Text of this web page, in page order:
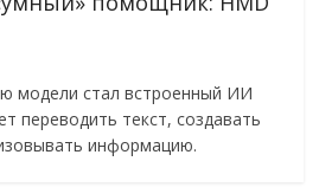
модели стал встроенный ИИ
переводить текст, создавать
информацию.